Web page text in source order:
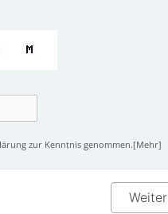
zur Kenntnis genommen.[Mehr]
Weiter